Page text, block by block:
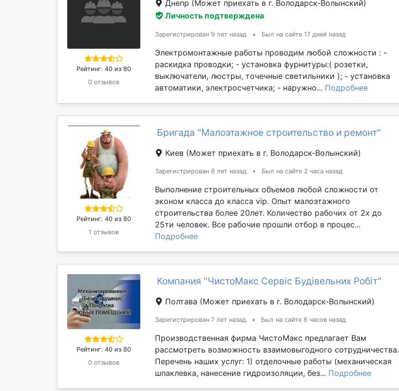
Рейтинг: 40 из 80
0 отзывов
Днепр (Может приехать в г. Володарск-Волынский)
Личность подтверждена
Зарегистрирован 9 лет назад • Был на сайте 17 дней назад
Электромонтажные работы проводим любой сложности : -
раскидка проводки; - установка фурнитуры:( розетки,
выключатели, люстры, точечные светильники ); - установка
автоматики, электросчетчика; - наружно... Подробнее
Рейтинг: 40 из 80
1 отзывов
Бригада "Малоэтажное строительство и ремонт"
Киев (Может приехать в г. Володарск-Волынский)
Зарегистрирован 8 лет назад • Был на сайте 2 часа назад
Выполнение строительных объемов любой сложности от
эконом класса до класса vip. Опыт малоэтажного
строительства более 20лет. Количество рабочих от 2х до
25ти человек. Все рабочие прошли отбор в процес...
Подробнее
Рейтинг: 40 из 80
0 отзывов
Компания "ЧистоМакс Сервіс Будівельних Робіт"
Полтава (Может приехать в г. Володарск-Волынский)
Зарегистрирован 7 лет назад • Был на сайте 6 часов назад
Производственная фирма ЧистоМакс предлагает Вам
рассмотреть возможность взаимовыгодного сотрудничества.
Перечень наших услуг: 1) отделочные работы (механическая
шпаклевка, нанесение гидроизоляции, без... Подробнее